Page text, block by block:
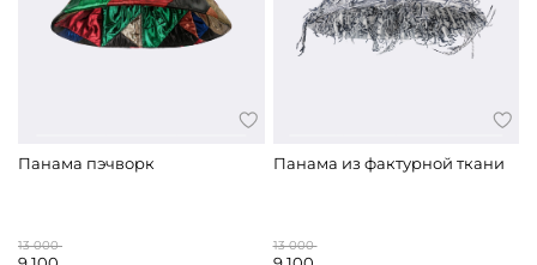
Панама пэчворк
13 000
Панама из фактурной ткани
13 000